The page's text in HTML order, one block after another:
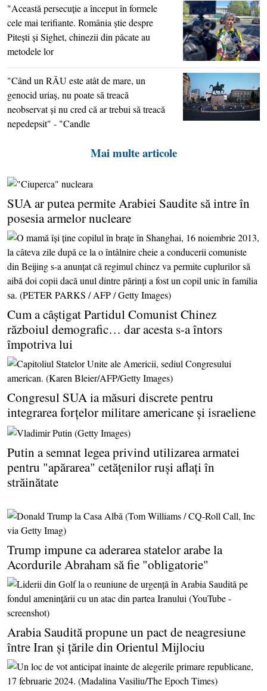
"Această persecuţie a început în formele
cele mai terifiante. România ştie despre
Piteşti şi Sighet, chinezii din păcate au
metodele lor
"Când un RĂU este atât de mare, un
genocid uriaş, nu poate să treacă
neobservat şi nu cred că ar trebui să treacă
nepedepsit" - "Candle
Mai multe articole
SUA ar putea permite Arabiei Saudite să intre în
posesia armelor nucleare
Cum a câştigat Partidul Comunist Chinez
războiul demografic… dar acesta s-a întors
împotriva lui
Congresul SUA ia măsuri discrete pentru
integrarea forţelor militare americane şi israeliene
Putin a semnat legea privind utilizarea armatei
pentru "apărarea" cetăţenilor ruşi aflaţi în
străinătate
Trump impune ca aderarea statelor arabe la
Acordurile Abraham să fie "obligatorie"
Arabia Saudită propune un pact de neagresiune
între Iran şi ţările din Orientul Mijlociu